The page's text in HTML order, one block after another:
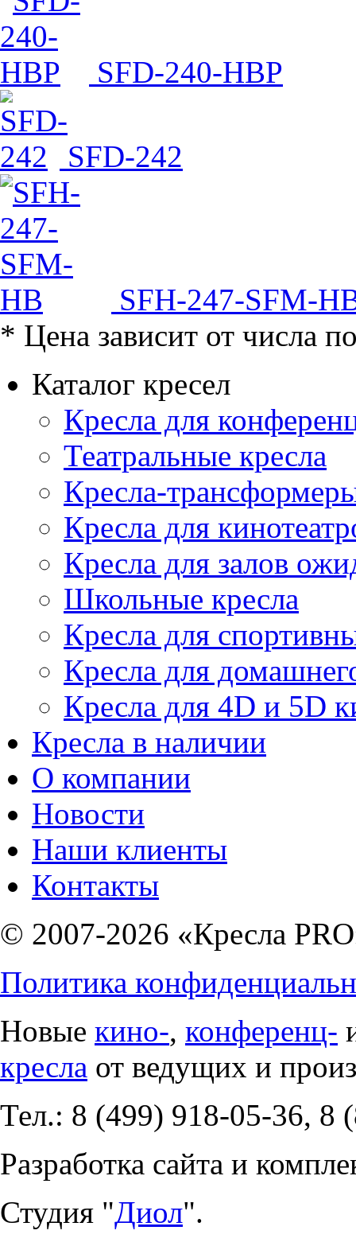
SFD-240-HBP
SFD-242
SFH-247-SFM-
* Цена зависит от числа
Каталог кресел
Кресла для
Театральные кресла
Кресла-
Кресла для
Кресла для залов
Школьные кресла
Кресла для
Кресла для
Кресла для 4D и 5D
Кресла в наличии
О компании
Новости
Наши клиенты
Контакты
© 2007-2026 «Кресла
Политика
Новые кино-, конференц-
кресла от ведущих и
Тел.: 8 (499) 918-05-36, 8
Разработка сайта и
Студия "Диол".